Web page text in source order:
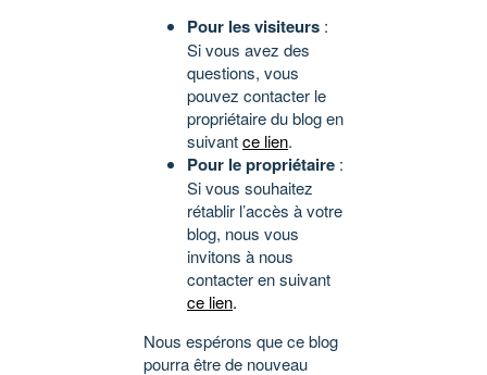
Pour les visiteurs :
Si vous avez des
questions, vous
pouvez contacter le
propriétaire du blog en
suivantce lien.
Pour le propriétaire :
Si vous souhaitez
rétablir l’accès à votre
blog, nous vous
invitons à nous
contacter en suivant
ce lien.
Nous espérons que ce blog
pourra être de nouveau